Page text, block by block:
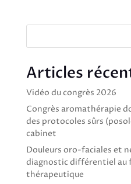
Articles
Vidéo du congrès 2026
Congrès aromathérapie
des protocoles sûrs
cabinet
Douleurs oro-faciales et
diagnostic différentiel au
thérapeutique